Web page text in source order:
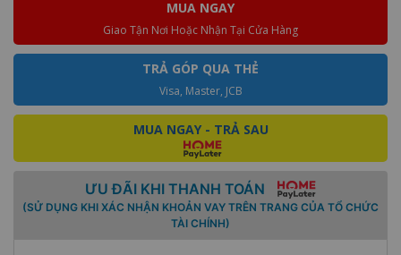
MUA NGAY
Giao Tận Nơi Hoặc Nhận Tại Cửa Hàng
TRẢ GÓP QUA THẺ
Visa, Master, JCB
MUA NGAY - TRẢ SAU
ƯU ĐÃI KHI THANH TOÁN
(SỬ DỤNG KHI XÁC NHẬN KHOẢN VAY TRÊN TRANG CỦA TỔ CHỨC
TÀI CHÍNH)